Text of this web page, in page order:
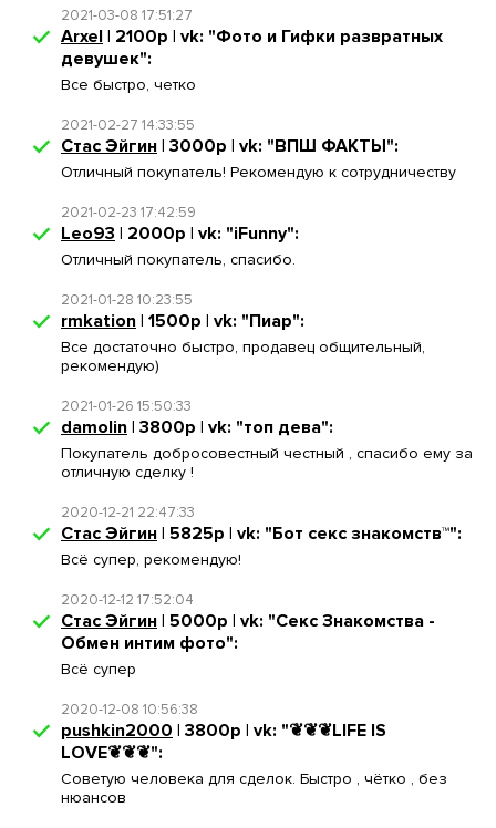
2021-03-08 17:51:27
Arxel | 2100р | vk: "Фото и Гифки развратных
девушек":
Все быстро, четко
2021-02-27 14:33:55
Стас Эйгин | 3000р | vk: "ВПШ ФАКТЫ":
Отличный покупатель! Рекомендую к сотрудничеству
2021-02-23 17:42:59
Leo93 | 2000р | vk: "iFunny":
Отличный покупатель, спасибо.
2021-01-28 10:23:55
rmkation | 1500р | vk: "Пиар":
Все достаточно быстро, продавец общительный,
рекомендую)
2021-01-26 15:50:33
damolin | 3800р | vk: "топ дева":
Покупатель добросовестный честный , спасибо ему за
отличную сделку !
2020-12-21 22:47:33
Стас Эйгин | 5825р | vk: "Бот секс знакомств™":
Всё супер, рекомендую!
2020-12-12 17:52:04
Стас Эйгин | 5000р | vk: "Секс Знакомства -
Обмен интим фото":
Всё супер
2020-12-08 10:56:38
pushkin2000 | 3800р | vk: "❦❦❦LIFE IS
LOVE❦❦❦":
Советую человека для сделок. Быстро , чётко , без
нюансов